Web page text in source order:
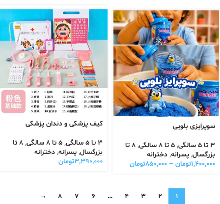
سوپرایزی بلویی
3 تا 5 سالگی , 5 تا 8 سالگی ,
8 تا
بزرگسال, پسرانه, دخترانه
۱,۴۰۰,۰۰۰تومان – ۸۵۰,۰۰۰تومان
کیف پزشکی و دندان پزشکی
3 تا 5 سالگی , 5 تا 8 سالگی ,
8 تا
بزرگسال, پسرانه, دخترانه
۳,۳۹۰,۰۰۰تومان
1
2
3
4
…
6
7
8
→